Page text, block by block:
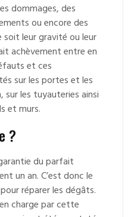
dommages, des
ou encore des
leur gravité ou leur
achèvement entre en
et ces
sur les portes et les
sur les tuyauteries ainsi
et murs.
?
du parfait
un an. C’est donc le
réparer les dégâts.
charge par cette